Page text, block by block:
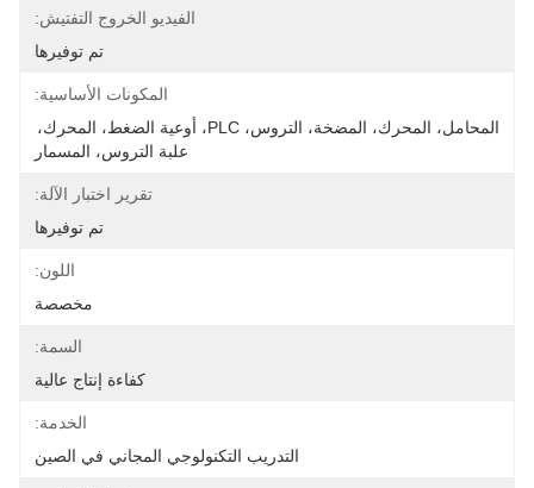
الفيديو الخروج التفتيش:
تم توفيرها
المكونات الأساسية:
علبة التروس، المسمار
تقرير اختبار الآلة:
تم توفيرها
اللون:
مخصصة
السمة:
كفاءة إنتاج عالية
الخدمة:
التدريب التكنولوجي المجاني في الصين